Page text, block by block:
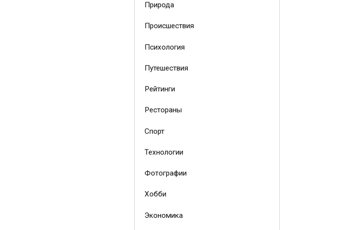
Природа
Происшествия
Психология
Путешествия
Рейтинги
Рестораны
Спорт
Технологии
Фотографии
Хобби
Экономика